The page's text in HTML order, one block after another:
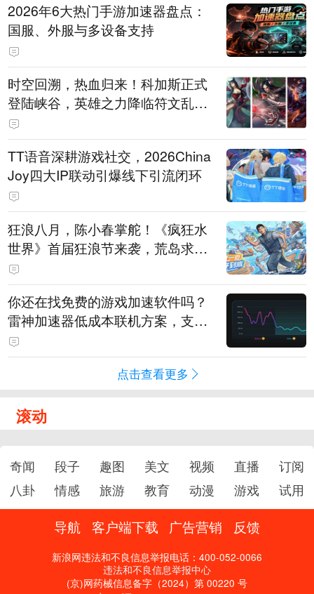
2026年6大热门手游加速器盘点：
国服、外服与多设备支持
时空回溯，热血归来！科加斯正式
登陆峡谷，英雄之力降临符文乱
斗！
TT语音深耕游戏社交，2026China
Joy四大IP联动引爆线下引流闭环
狂浪八月，陈小春掌舵！《疯狂水
世界》首届狂浪节来袭，荒岛求生
直播即将开启
你还在找免费的游戏加速软件吗？
雷神加速器低成本联机方案，支持
免费试用
点击查看更多
滚动
奇闻 段子 趣图 美文 视频 直播
订阅
八卦
情感 旅游 教育 动漫 游戏 试用
导航 客户端下载 广告营销 反馈
新浪网违法和不良信息举报电话：400-052-0066
违法和不良信息举报中心
(京)网药械信息备字（2024）第 00220 号